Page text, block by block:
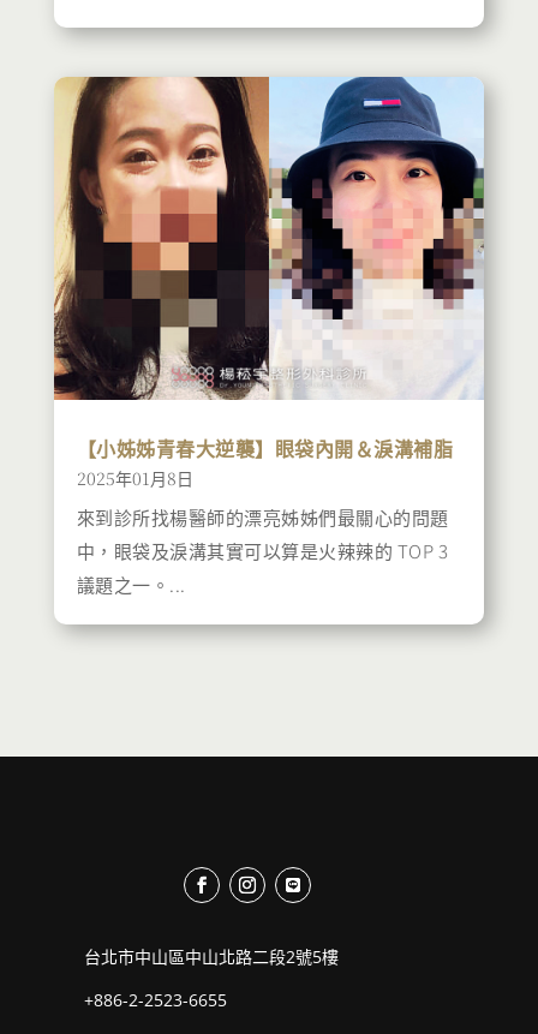
【小姊姊青春大逆襲】眼袋內開＆淚溝補脂
2025年01月8日
來到診所找楊醫師的漂亮姊姊們最關心的問題
中，眼袋及淚溝其實可以算是火辣辣的 TOP 3
議題之一。...
台北市中山區中山北路二段2號5樓
+886-2-2523-6655